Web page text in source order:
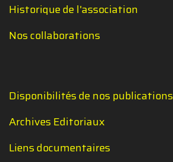
Historique de l'association
Nos collaborations
Disponibilités de nos publications
Archives Editoriaux
Liens documentaires